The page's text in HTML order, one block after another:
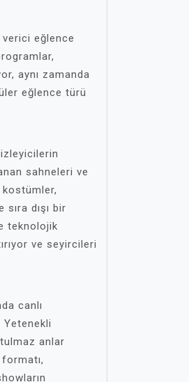
eğlence
aynı zamanda
eğlence türü
sahneleri ve
dışı bir
teknolojik
ve seyircileri
canlı
anlar